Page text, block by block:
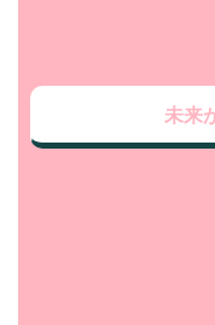
未来